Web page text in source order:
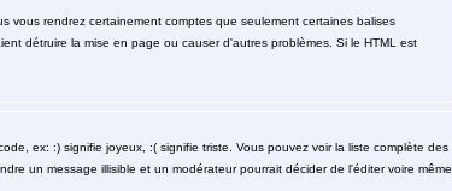
vous rendrez certainement comptes que seulement certaines balises
détruire la mise en page ou causer d'autres problèmes. Si le HTML est
ex: :) signifie joyeux, :( signifie triste. Vous pouvez voir la liste complète des
un message illisible et un modérateur pourrait décider de l'éditer voire même